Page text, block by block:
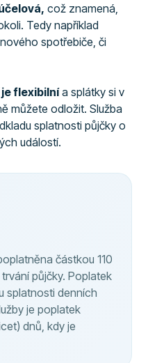
což znamená,
Tedy například
spotřebiče, či
flexibilnía splátky si v
můžete odložit. Služba
splatnosti půjčky o
událostí.
částkou 110
půjčky. Poplatek
splatnosti denních
je poplatek
dnů, kdy je